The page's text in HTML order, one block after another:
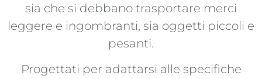
sia che si debbano trasportare merci
leggere e ingombranti, sia oggetti piccoli e
pesanti.
Progettati per adattarsi alle specifiche